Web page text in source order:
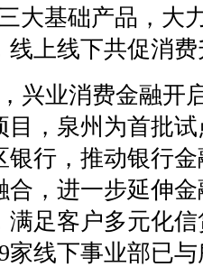
大基础产品，大
线上线下共促消
业消费金融开
目，泉州为首批
银行，推动银行
合，进一步延伸
满足客户多元化
家线下事业部已